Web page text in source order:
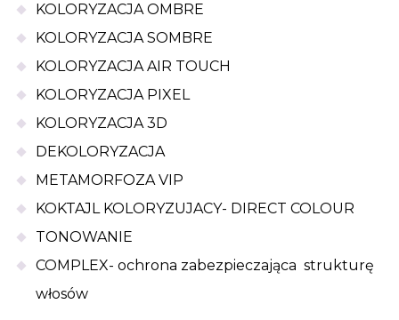
KOLORYZACJA OMBRE
KOLORYZACJA SOMBRE
KOLORYZACJA AIR TOUCH
KOLORYZACJA PIXEL
KOLORYZACJA 3D
DEKOLORYZACJA
METAMORFOZA VIP
KOKTAJL KOLORYZUJACY- DIRECT COLOUR
TONOWANIE
COMPLEX- ochrona zabezpieczająca strukturę
włosów